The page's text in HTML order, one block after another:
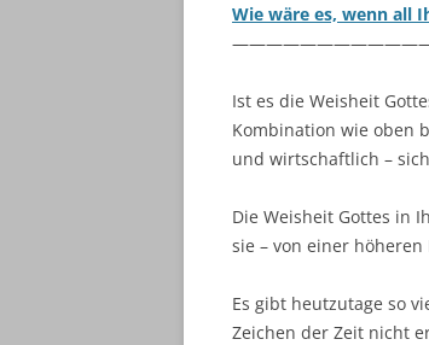
Wie wäre es, wenn all
Ist es die Weisheit
Kombination wie oben
und wirtschaftlich –
Die Weisheit Gottes in
sie – von einer höheren
Es gibt heutzutage so
Zeichen der Zeit nicht